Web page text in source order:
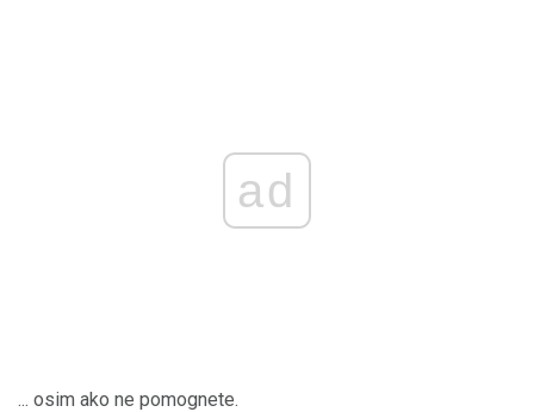
ad
... osim ako ne pomognete.